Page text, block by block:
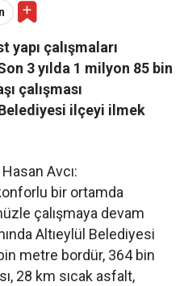
yapı çalışmaları
3 yılda 1 milyon 85 bin
çalışması
ilçeyi ilmek
Avcı:
bir ortamda
çalışmaya devam
Altıeylül Belediyesi
metre bordür, 364 bin
28 km sıcak asfalt,